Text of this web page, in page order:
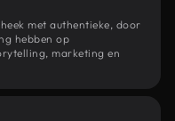
met authentieke, door
hebben op
marketing en